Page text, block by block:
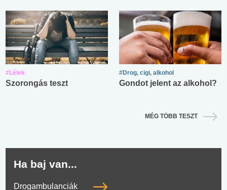
#Lélek
Szorongás teszt
#Drog, cigi, alkohol
Gondot jelent az alkohol?
MÉG TÖBB TESZT
Ha baj van...
Drogambulanciák